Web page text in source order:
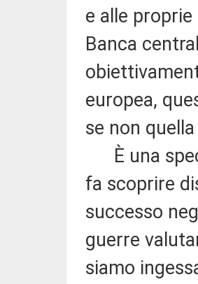
e alle
Banca
europea,
se non
È una
fa scoprire
successo
guerre
siamo